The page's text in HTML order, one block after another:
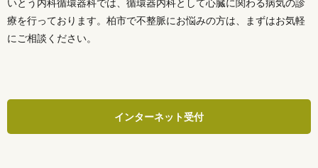
いとう内科循環器科では、循環器内科として心臓に関わる病気の診
療を行っております。柏市で不整脈にお悩みの方は、まずはお気軽
にご相談ください。
インターネット受付